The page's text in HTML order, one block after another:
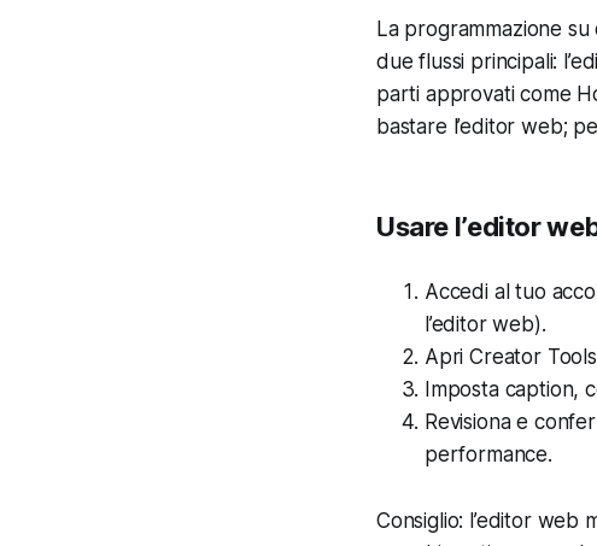
La programmazione
due flussi principali:
parti approvati come
bastare l’editor web;
Usare l’editor
Accedi al tuo
l’editor web).
Apri Creator
Imposta caption,
Revisiona e
performance.
Consiglio: l’editor web